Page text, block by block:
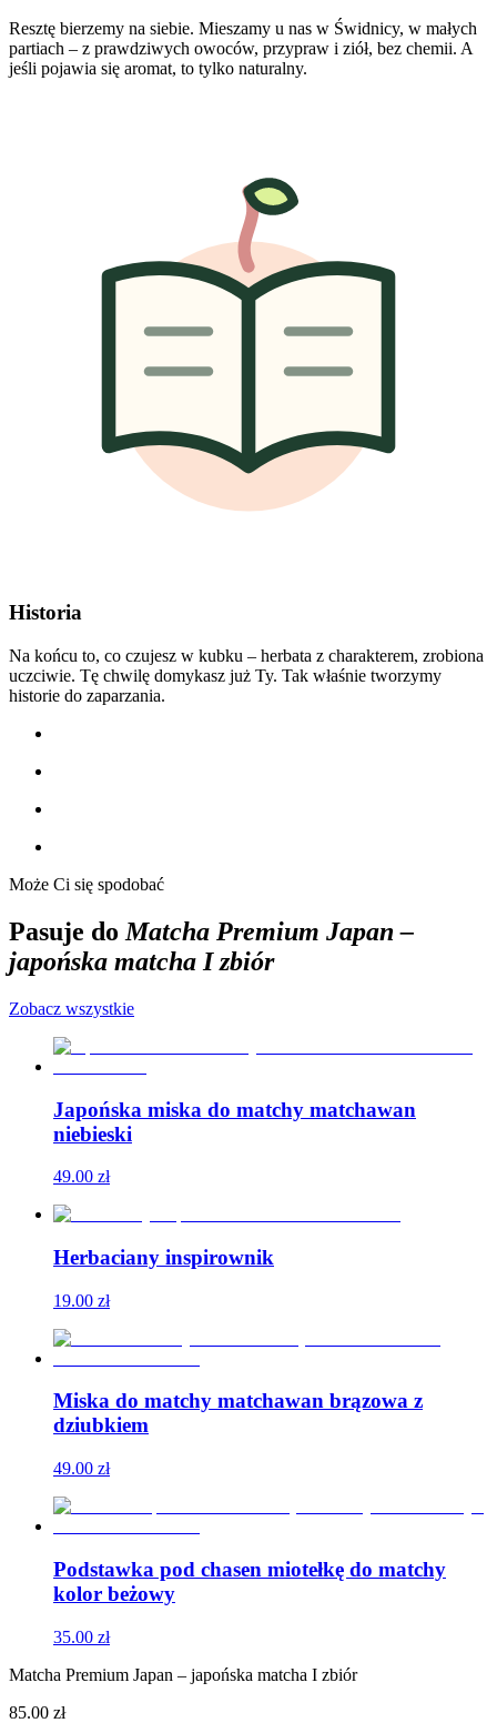
Resztę bierzemy na siebie. Mieszamy u nas w Świdnicy, w małych
partiach – z prawdziwych owoców, przypraw i ziół, bez chemii. A
jeśli pojawia się aromat, to tylko naturalny.
Historia
Na końcu to, co czujesz w kubku – herbata z charakterem, zrobiona
uczciwie. Tę chwilę domykasz już Ty. Tak właśnie tworzymy
historie do zaparzania.
Może Ci się spodobać
Pasuje do Matcha Premium Japan –
japońska matcha I zbiór
Zobacz wszystkie
Japońska miska do matchy matchawan
niebieski
49.00 zł
Herbaciany inspirownik
19.00 zł
Miska do matchy matchawan brązowa z
dziubkiem
49.00 zł
Podstawka pod chasen miotełkę do matchy
kolor beżowy
35.00 zł
Matcha Premium Japan – japońska matcha I zbiór
85.00 zł